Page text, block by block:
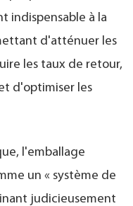
indispensable à la
d'atténuer les
les taux de retour,
d'optimiser les
l'emballage
un « système de
judicieusement